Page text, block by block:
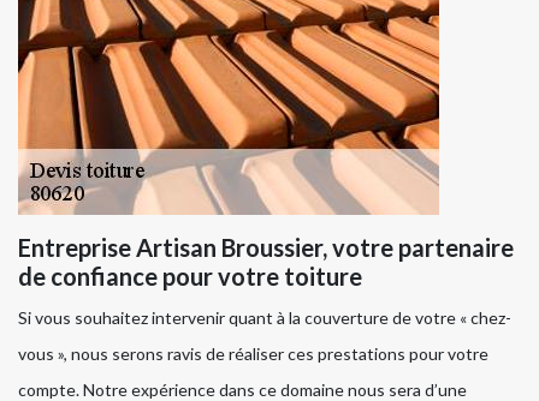
Entreprise Artisan Broussier, votre partenaire
de confiance pour votre toiture
Si vous souhaitez intervenir quant à la couverture de votre « chez-
vous », nous serons ravis de réaliser ces prestations pour votre
compte. Notre expérience dans ce domaine nous sera d’une